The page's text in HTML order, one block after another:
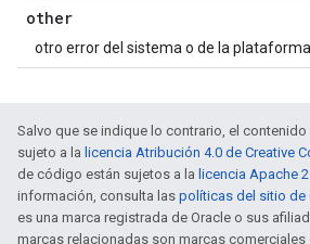
other
otro error del sistema o de la plataforma
Salvo que se indique lo contrario, el
sujeto a la licencia Atribución 4.0 de Creative
de código están sujetos a la licencia Apache
información, consulta las políticas del sitio de
es una marca registrada de Oracle o sus
marcas relacionadas son marcas comerciales